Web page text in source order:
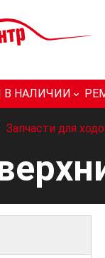
НАЛИЧИИ
Запчасти для